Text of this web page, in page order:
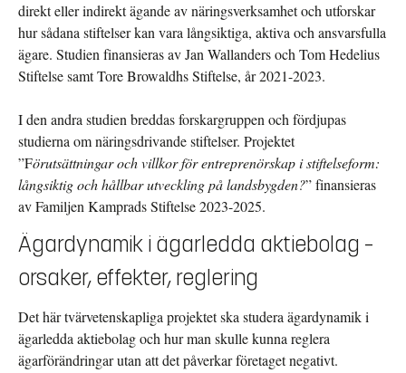
direkt eller indirekt ägande av näringsverksamhet och utforskar
hur sådana stiftelser kan vara långsiktiga, aktiva och ansvarsfulla
ägare. Studien finansieras av Jan Wallanders och Tom Hedelius
Stiftelse samt Tore Browaldhs Stiftelse, år 2021-2023.
I den andra studien breddas forskargruppen och fördjupas
studierna om näringsdrivande stiftelser. Projektet
”Förutsättningar och villkor för entreprenörskap i stiftelseform:
långsiktig och hållbar utveckling på landsbygden?” finansieras
av Familjen Kamprads Stiftelse 2023-2025.
Ägardynamik i ägarledda aktiebolag –
orsaker, effekter, reglering
Det här tvärvetenskapliga projektet ska studera ägardynamik i
ägarledda aktiebolag och hur man skulle kunna reglera
ägarförändringar utan att det påverkar företaget negativt.